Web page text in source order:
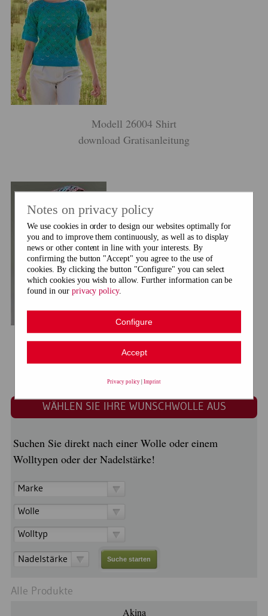
Modell 26004 Shirt
download Gratisanleitung
Modell 26024 Kopftuch
download Gratisanleitung
WÄHLEN SIE IHRE WUNSCHWOLLE AUS
Suchen Sie direkt nach einer Wolle oder einem
Wolltypen oder der Nadelstärke!
Marke
Wolle
Wolltyp
Nadelstärke
Alle Produkte
Akina
Notes on privacy policy
We use cookies in order to design our websites optimally for
you and to improve them continuously, as well as to display
news or other content in line with your interests. By
confirming the button "Accept" you agree to the use of
cookies. By clicking the button "Configure" you can select
which cookies you wish to allow. Further information can be
found in our privacy policy.
Configure
Accept
Privacy policy |Imprint